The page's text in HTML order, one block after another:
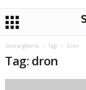
Strona główna Tagi Dron
Tag: dron